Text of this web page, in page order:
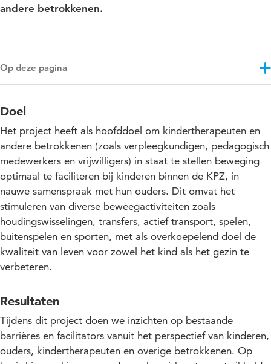
andere betrokkenen.
Op deze pagina
Resultaten
Aanpak
Projectupdates
Doel
Het project heeft als hoofddoel om kindertherapeuten en
andere betrokkenen (zoals verpleegkundigen, pedagogisch
medewerkers en vrijwilligers) in staat te stellen beweging
optimaal te faciliteren bij kinderen binnen de KPZ, in
nauwe samenspraak met hun ouders. Dit omvat het
stimuleren van diverse beweegactiviteiten zoals
houdingswisselingen, transfers, actief transport, spelen,
buitenspelen en sporten, met als overkoepelend doel de
kwaliteit van leven voor zowel het kind als het gezin te
verbeteren.
Resultaten
Tijdens dit project doen we inzichten op bestaande
barrières en facilitators vanuit het perspectief van kinderen,
ouders, kindertherapeuten en overige betrokkenen. Op